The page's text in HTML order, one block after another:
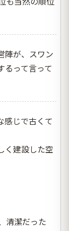
陣が、スワン
るって言って
感じで古くて
く建設した空
清潔だった